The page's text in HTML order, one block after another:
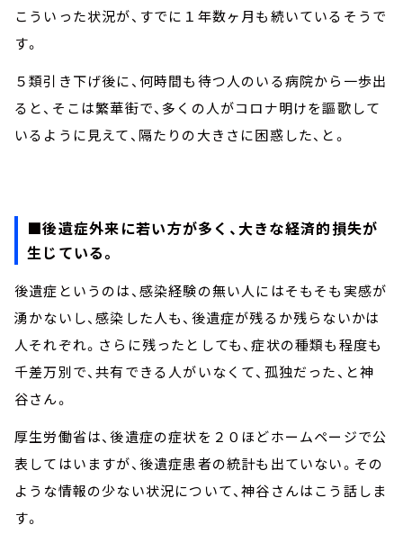
こういった状況が、すでに１年数ヶ月も続いているそうで
す。
５類引き下げ後に、何時間も待つ人のいる病院から一歩出
ると、そこは繁華街で、多くの人がコロナ明けを謳歌して
いるように見えて、隔たりの大きさに困惑した、と。
■後遺症外来に若い方が多く、大きな経済的損失が
生じている。
後遺症というのは、感染経験の無い人にはそもそも実感が
湧かないし、感染した人も、後遺症が残るか残らないかは
人それぞれ。さらに残ったとしても、症状の種類も程度も
千差万別で、共有できる人がいなくて、孤独だった、と神
谷さん。
厚生労働省は、後遺症の症状を２０ほどホームページで公
表してはいますが、後遺症患者の統計も出ていない。その
ような情報の少ない状況について、神谷さんはこう話しま
す。